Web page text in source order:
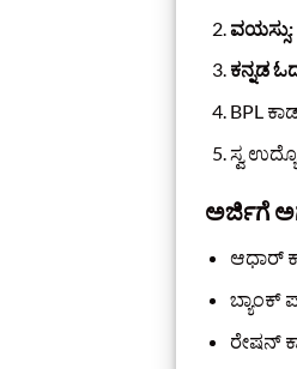
ವಯಸ್ಸು:
ಕನ್ನಡ
BPL
ಸ್ವ
ಅರ್ಜಿಗೆ
ಆಧಾರ್
ಬ್ಯಾಂಕ್
ರೇಷನ್